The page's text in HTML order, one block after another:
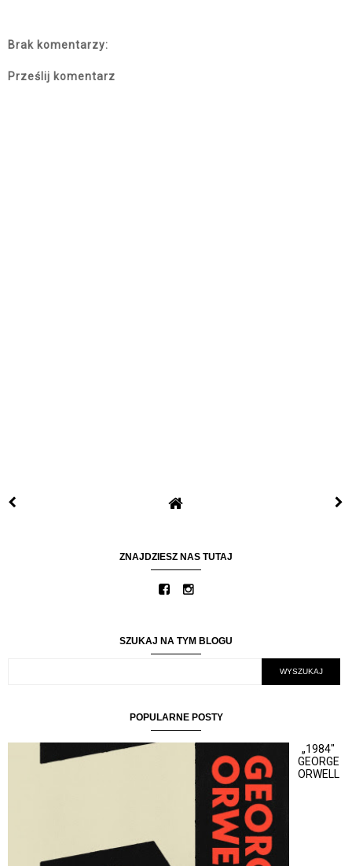
Brak komentarzy:
Prześlij komentarz
ZNAJDZIESZ NAS TUTAJ
SZUKAJ NA TYM BLOGU
POPULARNE POSTY
„1984"
GEORGE
ORWELL